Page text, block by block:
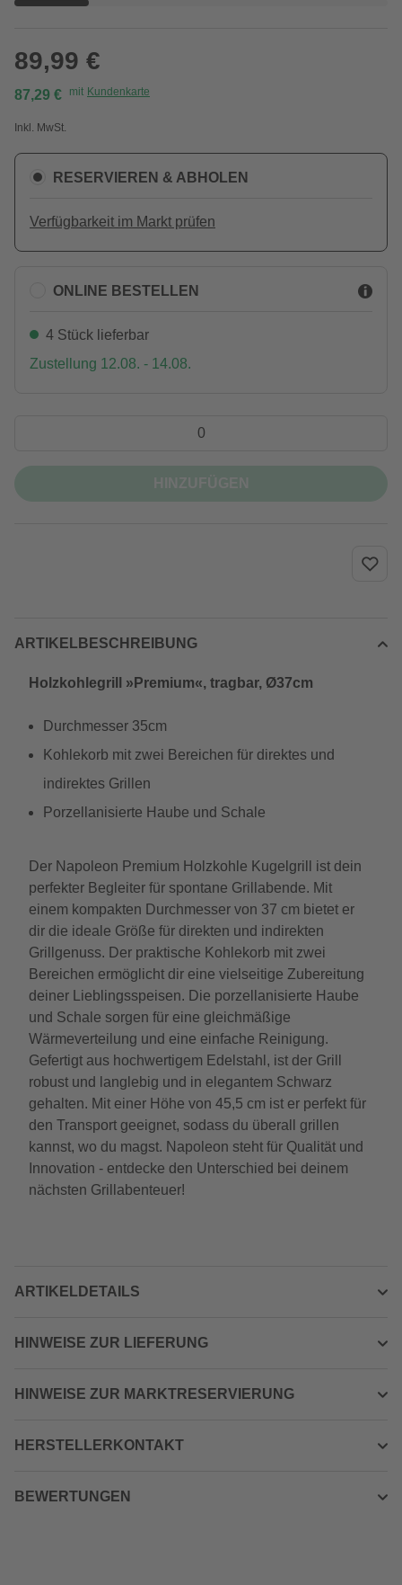
89,99 €
87,29 € mit Kundenkarte
Inkl. MwSt.
RESERVIEREN & ABHOLEN
Verfügbarkeit im Markt prüfen
ONLINE BESTELLEN
4 Stück lieferbar
Zustellung 12.08. - 14.08.
ARTIKELBESCHREIBUNG
Holzkohlegrill »Premium«, tragbar, Ø37cm
Durchmesser 35cm
Kohlekorb mit zwei Bereichen für direktes und
indirektes Grillen
Porzellanisierte Haube und Schale
Der Napoleon Premium Holzkohle Kugelgrill ist dein
perfekter Begleiter für spontane Grillabende. Mit
einem kompakten Durchmesser von 37 cm bietet er
dir die ideale Größe für direkten und indirekten
Grillgenuss. Der praktische Kohlekorb mit zwei
Bereichen ermöglicht dir eine vielseitige Zubereitung
deiner Lieblingsspeisen. Die porzellanisierte Haube
und Schale sorgen für eine gleichmäßige
Wärmeverteilung und eine einfache Reinigung.
Gefertigt aus hochwertigem Edelstahl, ist der Grill
robust und langlebig und in elegantem Schwarz
gehalten. Mit einer Höhe von 45,5 cm ist er perfekt für
den Transport geeignet, sodass du überall grillen
kannst, wo du magst. Napoleon steht für Qualität und
Innovation - entdecke den Unterschied bei deinem
nächsten Grillabenteuer!
ARTIKELDETAILS
HINWEISE ZUR LIEFERUNG
HINWEISE ZUR MARKTRESERVIERUNG
HERSTELLERKONTAKT
BEWERTUNGEN